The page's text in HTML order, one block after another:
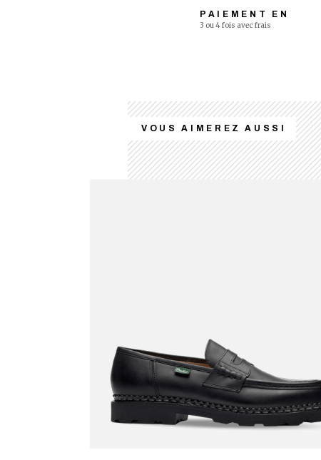
PAIEMENT EN
3 ou 4 fois avec frais
VOUS AIMEREZ AUSSI